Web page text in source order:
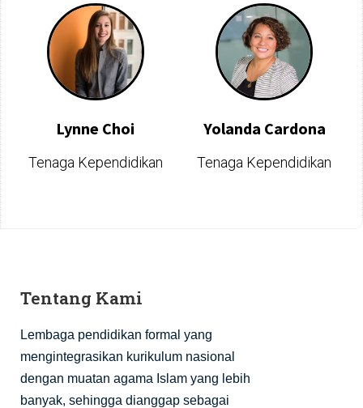
Lynne Choi
Tenaga Kependidikan
Yolanda Cardona
Tenaga Kependidikan
Tentang Kami
Lembaga pendidikan formal yang
mengintegrasikan kurikulum nasional
dengan muatan agama Islam yang lebih
banyak, sehingga dianggap sebagai